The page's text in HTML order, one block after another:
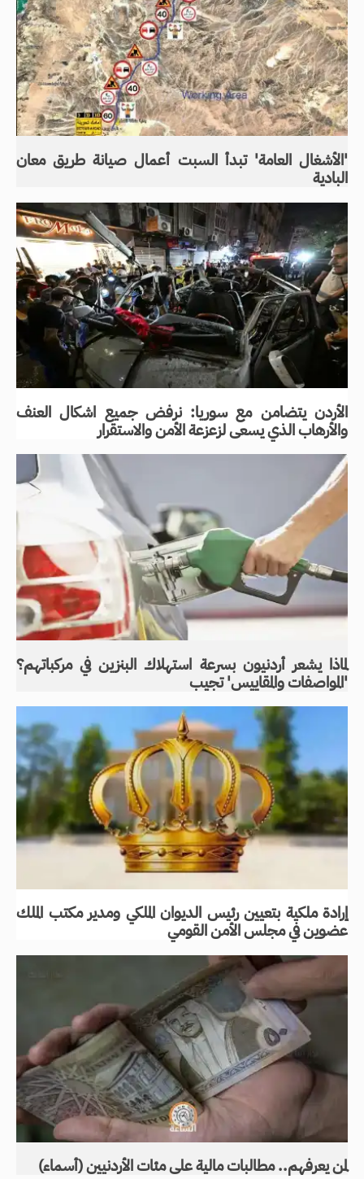
'الأشغال العامة' تبدأ السبت أعمال صيانة طريق معان
البادية
الأردن يتضامن مع سوريا: نرفض جميع اشكال العنف
والأرهاب الذي يسعى لزعزعة الأمن والاستقرار
لماذا يشعر أردنيون بسرعة استهلاك البنزين في مركباتهم؟
'المواصفات والمقاييس' تجيب
إرادة ملكية بتعيين رئيس الديوان الملكي ومدير مكتب الملك
عضوين في مجلس الأمن القومي
لمن يعرفهم.. مطالبات مالية على مئات الأردنيين (أسماء)